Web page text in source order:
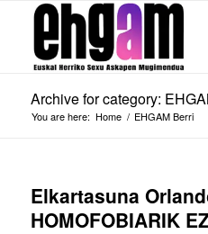
Archive for category:
You are here: Home / EHGAM Berri
Elkartasuna
HOMOFOBIARIK